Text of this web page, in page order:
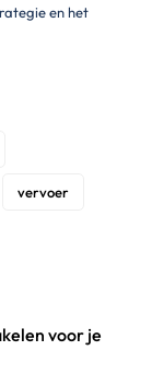
en het
vervoer
voor je